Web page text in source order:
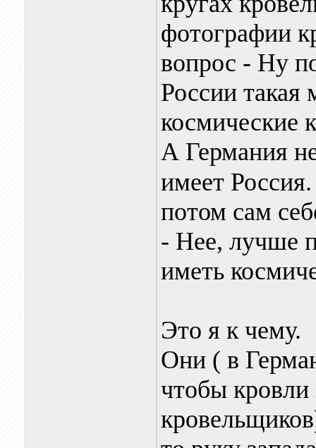
фотографии
вопрос - Ну
России такая
космические
А Германия
имеет
потом сам
- Нее, лучше
иметь
Это я к чему.
Они ( в
чтобы